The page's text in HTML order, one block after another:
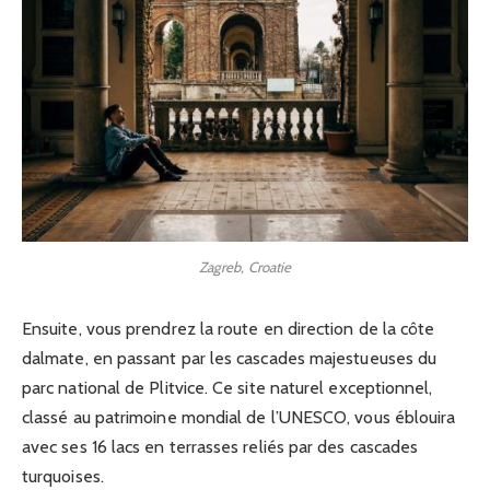
Zagreb, Croatie
Ensuite, vous prendrez la route en direction de la côte
dalmate, en passant par les cascades majestueuses du
parc national de Plitvice. Ce site naturel exceptionnel,
classé au patrimoine mondial de l’UNESCO, vous éblouira
avec ses 16 lacs en terrasses reliés par des cascades
turquoises.